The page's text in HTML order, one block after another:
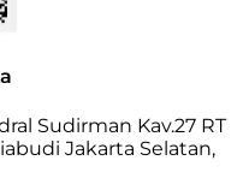
Sudirman Kav.27 RT
Jakarta Selatan,